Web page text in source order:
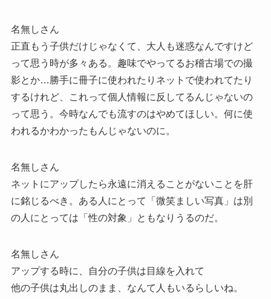
名無しさん
正直もう子供だけじゃなくて、大人も迷惑なんですけど
って思う時が多々ある。趣味でやってるお稽古場での撮
影とか…勝手に冊子に使われたりネットで使われてたり
するけれど、これって個人情報に反してるんじゃないの
って思う。今時なんでも流すのはやめてほしい。何に使
われるかわかったもんじゃないのに。
名無しさん
ネットにアップしたら永遠に消えることがないことを肝
に銘じるべき。ある人にとって「微笑ましい写真」は別
の人にとっては「性の対象」ともなりうるのだ。
名無しさん
アップする時に、自分の子供は目線を入れて
他の子供は丸出しのまま、なんて人もいるらしいね。